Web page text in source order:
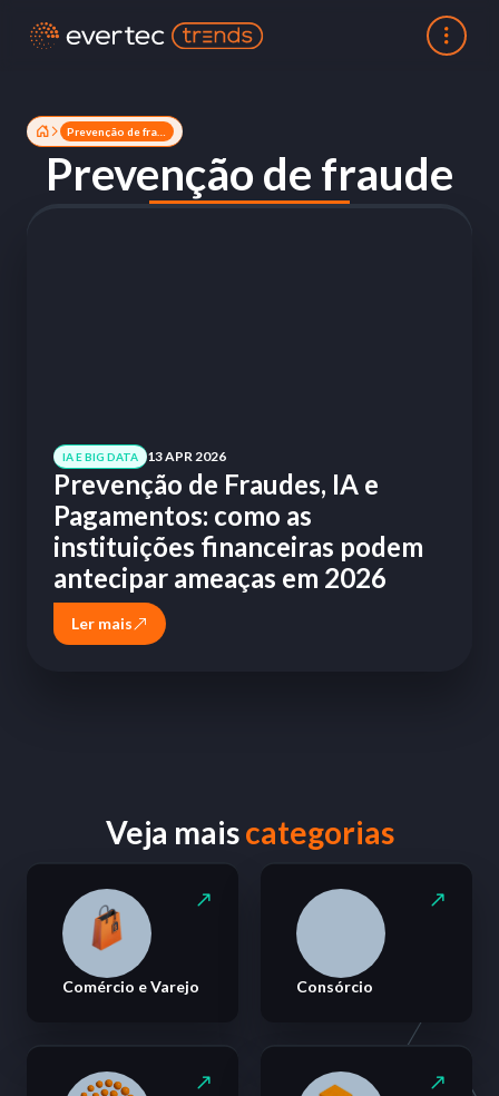
Prevenção de fraude
IA E BIG DATA 13 APR 2026
Prevenção de Fraudes, IA e
Pagamentos: como as
instituições financeiras podem
antecipar ameaças em 2026
Ler mais
Veja maiscategorias
Comércio e Varejo Consórcio